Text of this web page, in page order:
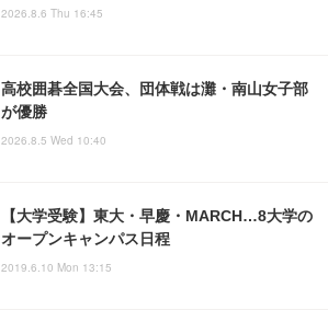
2026.8.6 Thu 16:45
高校囲碁全国大会、団体戦は灘・南山女子部
が優勝
2026.8.5 Wed 10:40
【大学受験】東大・早慶・MARCH…8大学の
オープンキャンパス日程
2019.6.10 Mon 13:15